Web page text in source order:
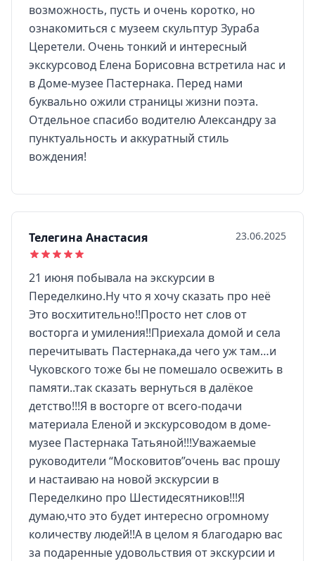
возможность, пусть и очень коротко, но
ознакомиться с музеем скульптур Зураба
Церетели. Очень тонкий и интересный
экскурсовод Елена Борисовна встретила нас и
в Доме-музее Пастернака. Перед нами
буквально ожили страницы жизни поэта.
Отдельное спасибо водителю Александру за
пунктуальность и аккуратный стиль
вождения!
Телегина Анастасия 23.06.2025
21 июня побывала на экскурсии в
Переделкино.Ну что я хочу сказать про неё
Это восхитительно!!Просто нет слов от
восторга и умиления!!Приехала домой и села
перечитывать Пастернака,да чего уж там…и
Чуковского тоже бы не помешало освежить в
памяти..так сказать вернуться в далёкое
детство!!!Я в восторге от всего-подачи
материала Еленой и экскурсоводом в доме-
музее Пастернака Татьяной!!!Уважаемые
руководители “Московитов”очень вас прошу
и настаиваю на новой экскурсии в
Переделкино про Шестидесятников!!!Я
думаю,что это будет интересно огромному
количеству людей!!А в целом я благодарю вас
за подаренные удовольствия от экскурсии и